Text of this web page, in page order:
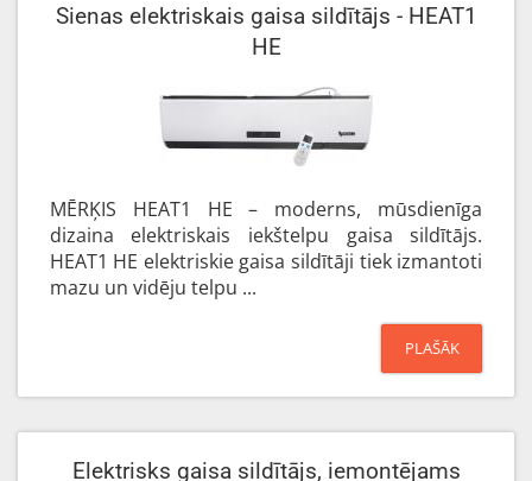
Sienas elektriskais gaisa sildītājs - HEAT1
HE
MĒRĶIS HEAT1 HE – moderns, mūsdienīga
dizaina elektriskais iekštelpu gaisa sildītājs.
HEAT1 HE elektriskie gaisa sildītāji tiek izmantoti
mazu un vidēju telpu ...
PLAŠĀK
Elektrisks gaisa sildītājs, iemontējams